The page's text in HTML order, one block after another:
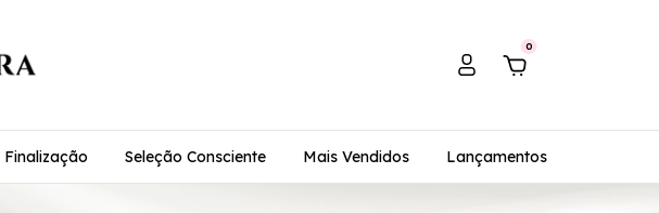
0
Finalização Seleção Consciente Mais Vendidos Lançamentos